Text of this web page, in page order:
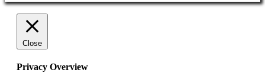
Close
Privacy Overview